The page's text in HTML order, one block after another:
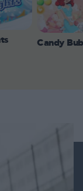
Candy